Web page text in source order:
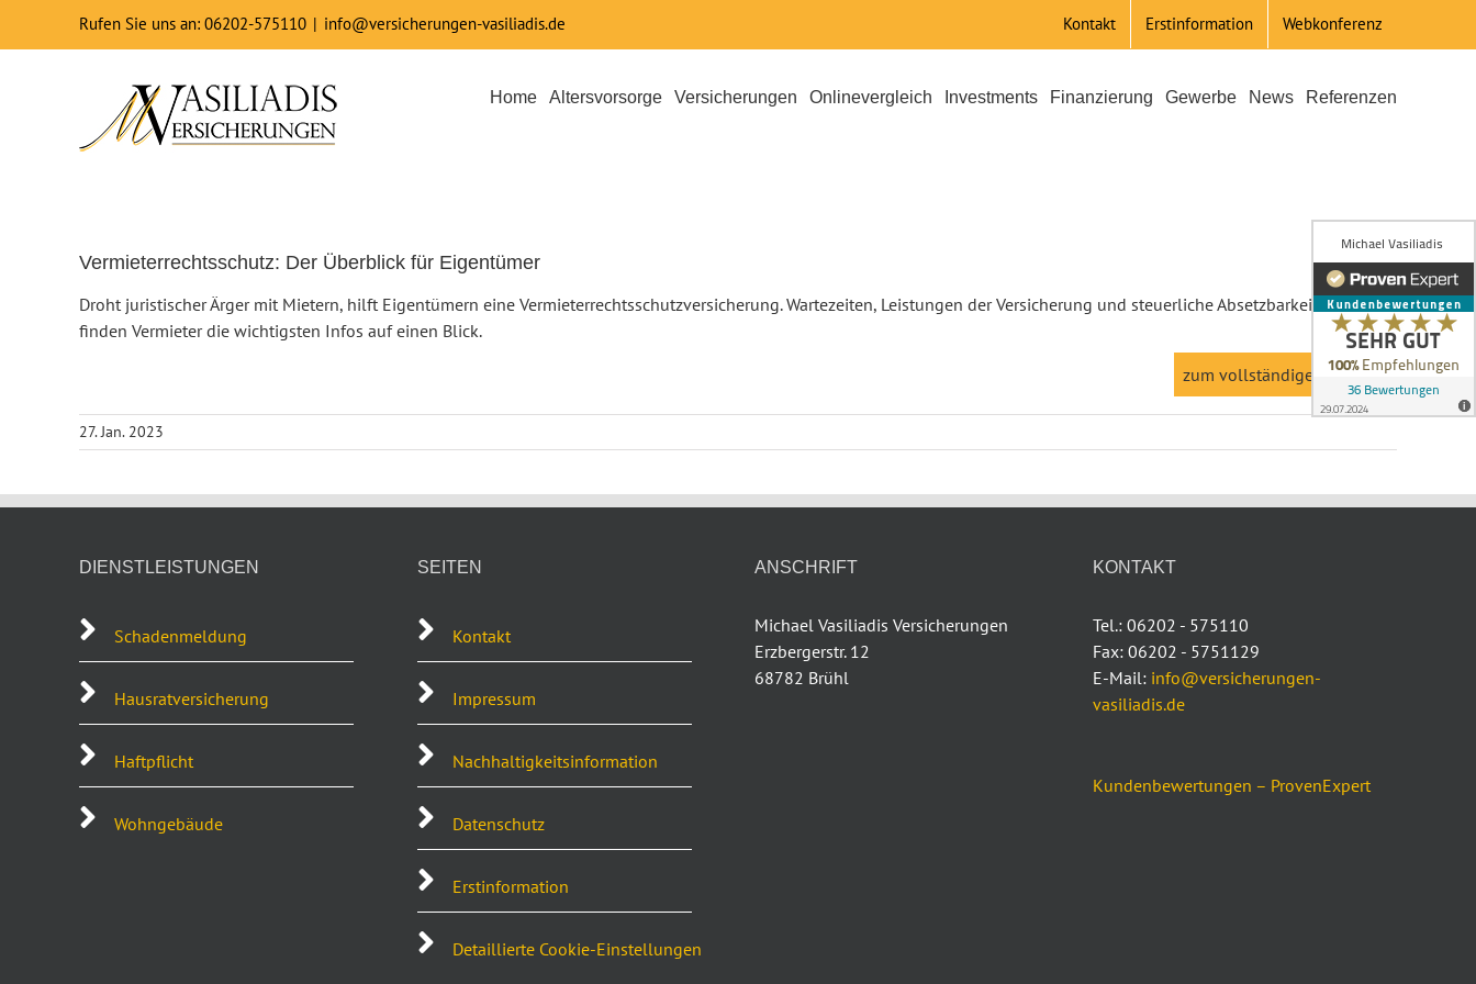
Rufen Sie uns an: 06202-575110 | info@versicherungen-vasiliadis.de Kontakt Erstinformation Webkonferenz
Home Altersvorsorge Versicherungen Onlinevergleich Investments Finanzierung Gewerbe News Referenzen
Vermieterrechtsschutz: Der Überblick für Eigentümer
Droht juristischer Ärger mit Mietern, hilft Eigentümern eine Vermieterrechtsschutzversicherung. Wartezeiten, Leistungen der Versicherung und steuerliche Absetzbarkeit: Hier
finden Vermieter die wichtigsten Infos auf einen Blick.
zum vollständigen Artikel >
27. Jan. 2023
DIENSTLEISTUNGEN
Schadenmeldung
Hausratversicherung
Haftpflicht
Wohngebäude
SEITEN
Kontakt
Impressum
Nachhaltigkeitsinformation
Datenschutz
Erstinformation
Detaillierte Cookie-Einstellungen
ANSCHRIFT
Michael Vasiliadis Versicherungen
Erzbergerstr. 12
68782 Brühl
KONTAKT
Tel.: 06202 - 575110
Fax: 06202 - 5751129
E-Mail: info@versicherungen-
vasiliadis.de
Kundenbewertungen – ProvenExpert